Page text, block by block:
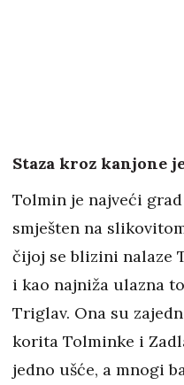
Staza kroz kanjone
Tolmin je najveći
smješten na
čijoj se blizini nalaze
i kao najniža ulazna
Triglav. Ona su
korita Tolminke i
jedno ušće, a mnogi